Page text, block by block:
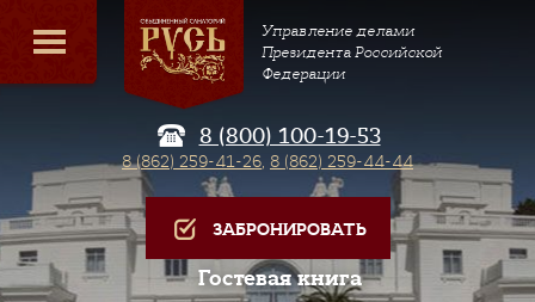
Управление делами
Президента Российской
Федерации
8 (800) 100-19-53
8 (862) 259-41-26, 8 (862) 259-44-44
ЗАБРОНИРОВАТЬ
Гостевая книга